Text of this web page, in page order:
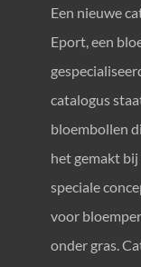
Een nieuwe
Eport, een
catalogus
bloembollen
het gemakt
speciale
voor
onder gras.